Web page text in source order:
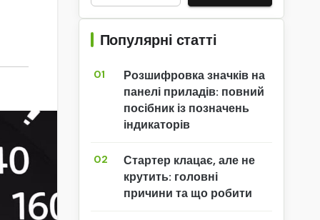
Популярні статті
01
Розшифровка значків на
панелі приладів: повний
посібник із позначень
індикаторів
02
Стартер клацає, але не
крутить: головні
причини та що робити